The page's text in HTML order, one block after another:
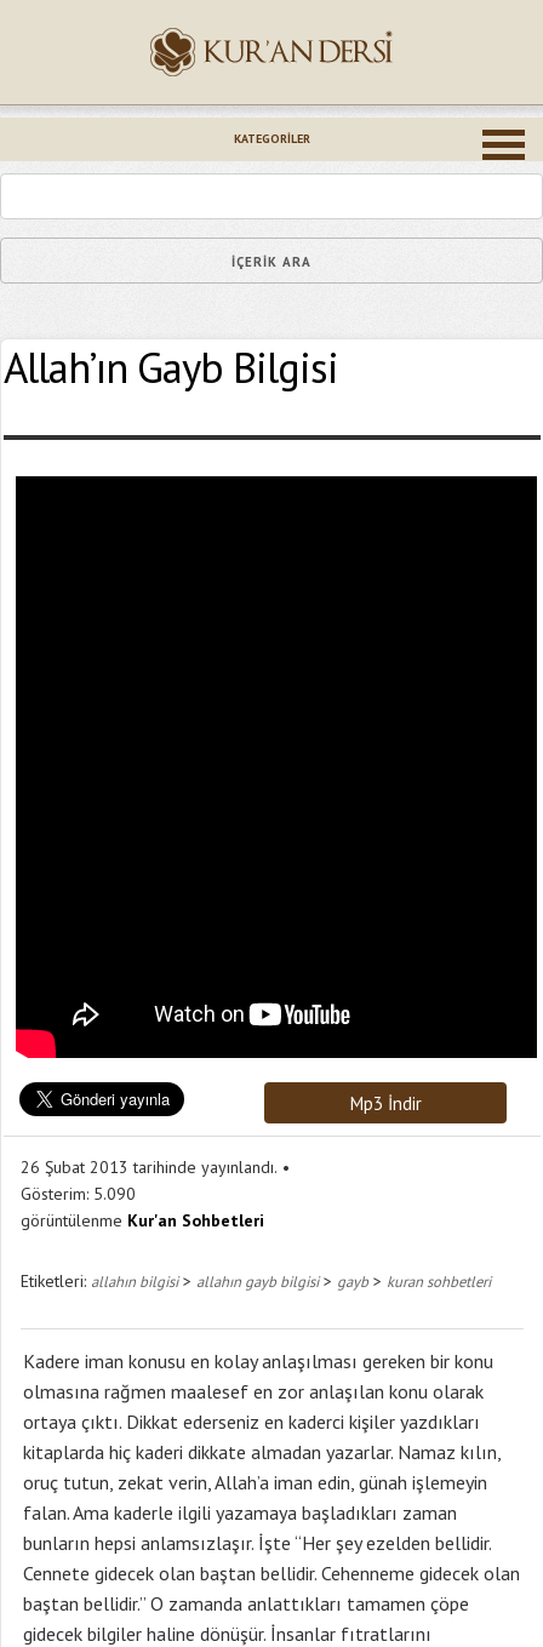
KATEGORILER
Allah’ın Gayb Bilgisi
Mp3 İndir
26 Şubat 2013 tarihinde yayınlandı.
Gösterim: 5.090
görüntülenme Kur'an Sohbetleri
Etiketleri: allahın bilgisi> allahın gayb bilgisi> gayb> kuran sohbetleri
Kadere iman konusu en kolay anlaşılması gereken bir konu
olmasına rağmen maalesef en zor anlaşılan konu olarak
ortaya çıktı. Dikkat ederseniz en kaderci kişiler yazdıkları
kitaplarda hiç kaderi dikkate almadan yazarlar. Namaz kılın,
oruç tutun, zekat verin, Allah’a iman edin, günah işlemeyin
falan. Ama kaderle ilgili yazamaya başladıkları zaman
bunların hepsi anlamsızlaşır. İşte “Her şey ezelden bellidir.
Cennete gidecek olan baştan bellidir. Cehenneme gidecek olan
baştan bellidir.” O zamanda anlattıkları tamamen çöpe
gidecek bilgiler haline dönüşür. İnsanlar fıtratlarını
Epostanız (*)
Yaşadığınız Hatanın Ayrıntıları